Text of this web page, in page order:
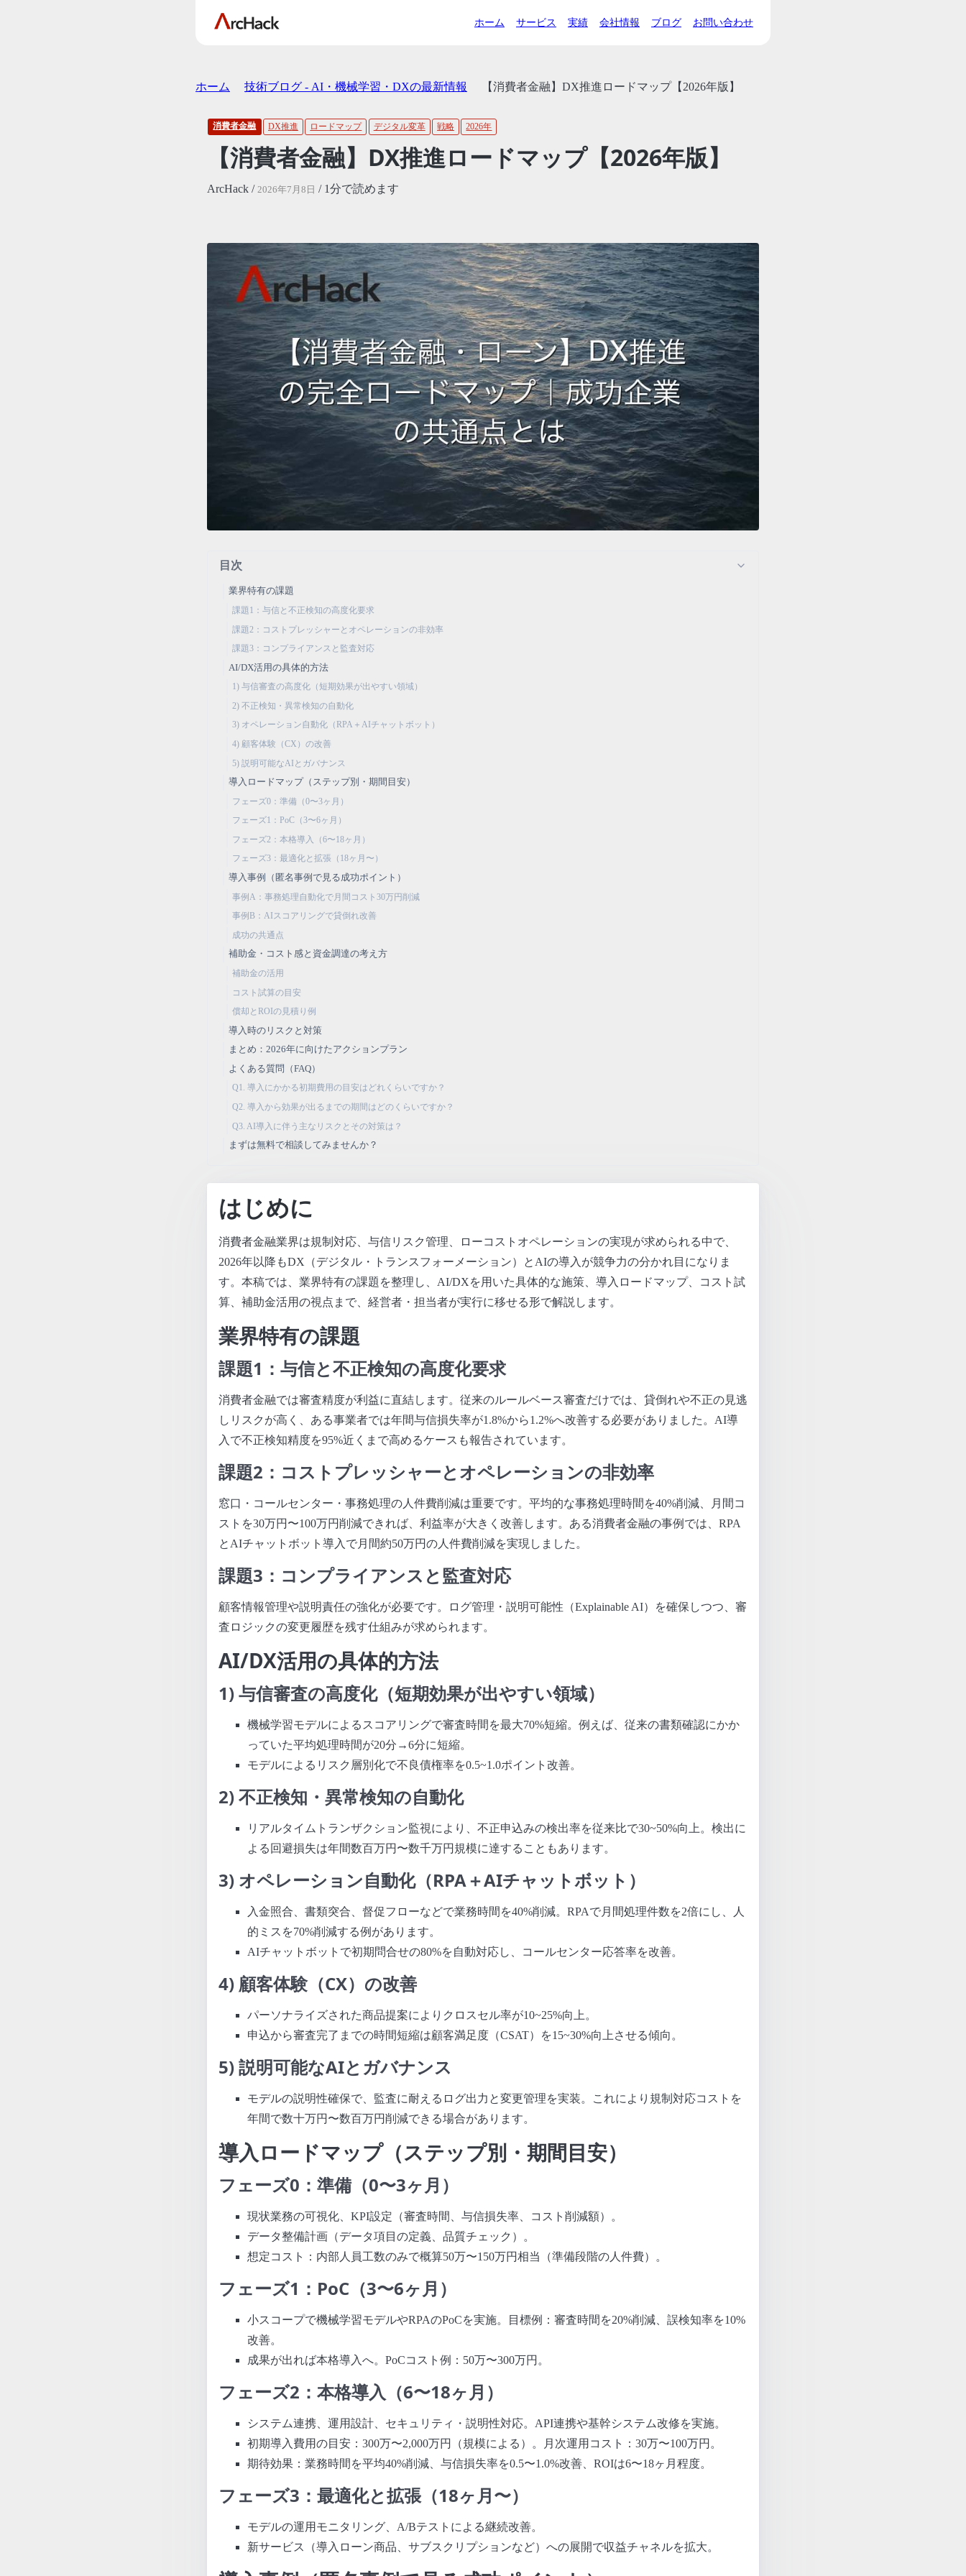
ホーム サービス 実績 会社情報 ブログ お問い合わせ
ホーム 技術ブログ - AI・機械学習・DXの最新情報 【消費者金融】DX推進ロードマップ【2026年版】
消費者金融 DX推進 ロードマップ デジタル変革 戦略 2026年
【消費者金融】DX推進ロードマップ【2026年版】
ArcHack / 2026年7月8日 / 1分で読めます
目次
業界特有の課題
課題1：与信と不正検知の高度化要求
課題2：コストプレッシャーとオペレーションの非効率
課題3：コンプライアンスと監査対応
AI/DX活用の具体的方法
1) 与信審査の高度化（短期効果が出やすい領域）
2) 不正検知・異常検知の自動化
3) オペレーション自動化（RPA＋AIチャットボット）
4) 顧客体験（CX）の改善
5) 説明可能なAIとガバナンス
導入ロードマップ（ステップ別・期間目安）
フェーズ0：準備（0〜3ヶ月）
フェーズ1：PoC（3〜6ヶ月）
フェーズ2：本格導入（6〜18ヶ月）
フェーズ3：最適化と拡張（18ヶ月〜）
導入事例（匿名事例で見る成功ポイント）
事例A：事務処理自動化で月間コスト30万円削減
事例B：AIスコアリングで貸倒れ改善
成功の共通点
補助金・コスト感と資金調達の考え方
補助金の活用
コスト試算の目安
償却とROIの見積り例
導入時のリスクと対策
まとめ：2026年に向けたアクションプラン
よくある質問（FAQ）
Q1. 導入にかかる初期費用の目安はどれくらいですか？
Q2. 導入から効果が出るまでの期間はどのくらいですか？
Q3. AI導入に伴う主なリスクとその対策は？
まずは無料で相談してみませんか？
はじめに
消費者金融業界は規制対応、与信リスク管理、ローコストオペレーションの実現が求められる中で、
2026年以降もDX（デジタル・トランスフォーメーション）とAIの導入が競争力の分かれ目になりま
す。本稿では、業界特有の課題を整理し、AI/DXを用いた具体的な施策、導入ロードマップ、コスト試
算、補助金活用の視点まで、経営者・担当者が実行に移せる形で解説します。
業界特有の課題
課題1：与信と不正検知の高度化要求
消費者金融では審査精度が利益に直結します。従来のルールベース審査だけでは、貸倒れや不正の見逃
しリスクが高く、ある事業者では年間与信損失率が1.8%から1.2%へ改善する必要がありました。AI導
入で不正検知精度を95%近くまで高めるケースも報告されています。
課題2：コストプレッシャーとオペレーションの非効率
窓口・コールセンター・事務処理の人件費削減は重要です。平均的な事務処理時間を40%削減、月間コ
ストを30万円〜100万円削減できれば、利益率が大きく改善します。ある消費者金融の事例では、RPA
とAIチャットボット導入で月間約50万円の人件費削減を実現しました。
課題3：コンプライアンスと監査対応
顧客情報管理や説明責任の強化が必要です。ログ管理・説明可能性（Explainable AI）を確保しつつ、審
査ロジックの変更履歴を残す仕組みが求められます。
AI/DX活用の具体的方法
1) 与信審査の高度化（短期効果が出やすい領域）
機械学習モデルによるスコアリングで審査時間を最大70%短縮。例えば、従来の書類確認にかか
っていた平均処理時間が20分→6分に短縮。
モデルによるリスク層別化で不良債権率を0.5~1.0ポイント改善。
2) 不正検知・異常検知の自動化
リアルタイムトランザクション監視により、不正申込みの検出率を従来比で30~50%向上。検出に
よる回避損失は年間数百万円〜数千万円規模に達することもあります。
3) オペレーション自動化（RPA＋AIチャットボット）
入金照合、書類突合、督促フローなどで業務時間を40%削減。RPAで月間処理件数を2倍にし、人
的ミスを70%削減する例があります。
AIチャットボットで初期問合せの80%を自動対応し、コールセンター応答率を改善。
4) 顧客体験（CX）の改善
パーソナライズされた商品提案によりクロスセル率が10~25%向上。
申込から審査完了までの時間短縮は顧客満足度（CSAT）を15~30%向上させる傾向。
5) 説明可能なAIとガバナンス
モデルの説明性確保で、監査に耐えるログ出力と変更管理を実装。これにより規制対応コストを
年間で数十万円〜数百万円削減できる場合があります。
導入ロードマップ（ステップ別・期間目安）
フェーズ0：準備（0〜3ヶ月）
現状業務の可視化、KPI設定（審査時間、与信損失率、コスト削減額）。
データ整備計画（データ項目の定義、品質チェック）。
想定コスト：内部人員工数のみで概算50万〜150万円相当（準備段階の人件費）。
フェーズ1：PoC（3〜6ヶ月）
小スコープで機械学習モデルやRPAのPoCを実施。目標例：審査時間を20%削減、誤検知率を10%
改善。
成果が出れば本格導入へ。PoCコスト例：50万〜300万円。
フェーズ2：本格導入（6〜18ヶ月）
システム連携、運用設計、セキュリティ・説明性対応。API連携や基幹システム改修を実施。
初期導入費用の目安：300万〜2,000万円（規模による）。月次運用コスト：30万〜100万円。
期待効果：業務時間を平均40%削減、与信損失率を0.5〜1.0%改善、ROIは6〜18ヶ月程度。
フェーズ3：最適化と拡張（18ヶ月〜）
モデルの運用モニタリング、A/Bテストによる継続改善。
新サービス（導入ローン商品、サブスクリプションなど）への展開で収益チャネルを拡大。